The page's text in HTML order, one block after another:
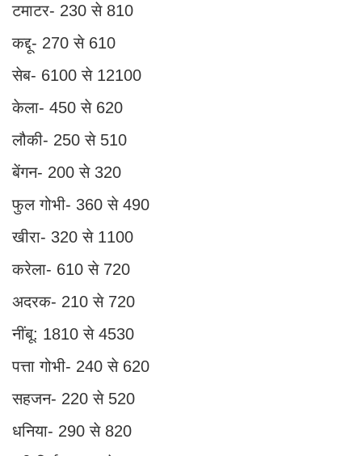
टमाटर- 230 से 810
कद्दू- 270 से 610
सेब- 6100 से 12100
केला- 450 से 620
लौकी- 250 से 510
बेंगन- 200 से 320
फुल गोभी- 360 से 490
खीरा- 320 से 1100
करेला- 610 से 720
अदरक- 210 से 720
नींबू: 1810 से 4530
पत्ता गोभी- 240 से 620
सहजन- 220 से 520
धनिया- 290 से 820